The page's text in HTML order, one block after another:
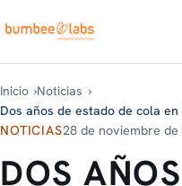
Inicio Noticias
Dos años de estado de cola
NOTICIAS28 de noviembre de
DOS